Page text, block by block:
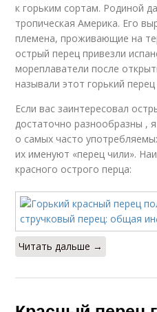
к горьким сортам. Родиной
тропическая Америка. Его
племена, проживающие на
острый перец привезли
мореплаватели после
называли этот горький
Если вас заинтересовал
достаточно разнообразны ,
о самых часто
их именуют «перец чили».
красного острого перца:
Читать дальше →